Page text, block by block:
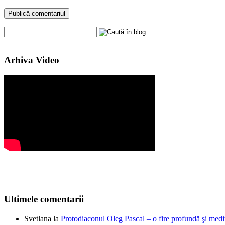
Arhiva Video
Ultimele comentarii
Svetlana la Protodiaconul Oleg Pascal – o fire profundă şi